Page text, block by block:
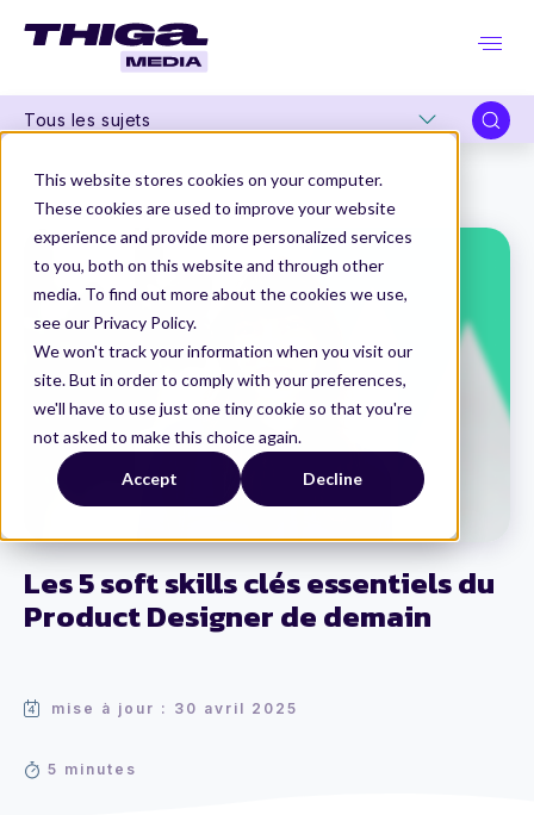
This website stores cookies on your computer.
These cookies are used to improve your website
experience and provide more personalized services
to you, both on this website and through other
media. To find out more about the cookies we use,
see our Privacy Policy.
We won't track your information when you visit our
site. But in order to comply with your preferences,
we'll have to use just one tiny cookie so that you're
not asked to make this choice again.
Accept Decline
Tous les sujets
Les 5 soft skills clés essentiels du
Product Designer de demain
mise à jour : 30 avril 2025
5 minutes
Thiga Media
Product Design